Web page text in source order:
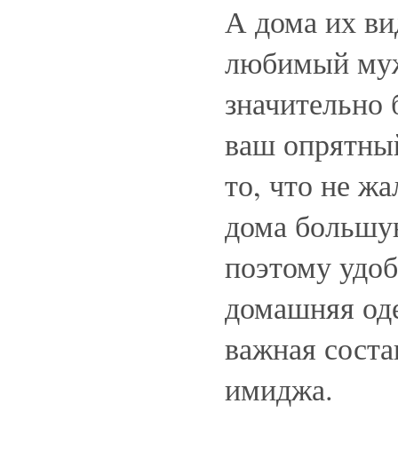
А дома их
любимый
ваш
то, что не
дома
поэтому
домашняя
важная
имиджа.